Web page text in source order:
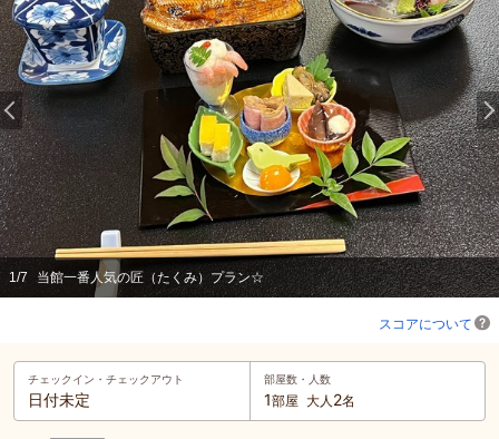
1/7 当館一番人気の匠（たくみ）プラン☆
スコアについて
チェックイン・ チェックアウト
日付未定
部屋数・人数
1部屋 大人 2名